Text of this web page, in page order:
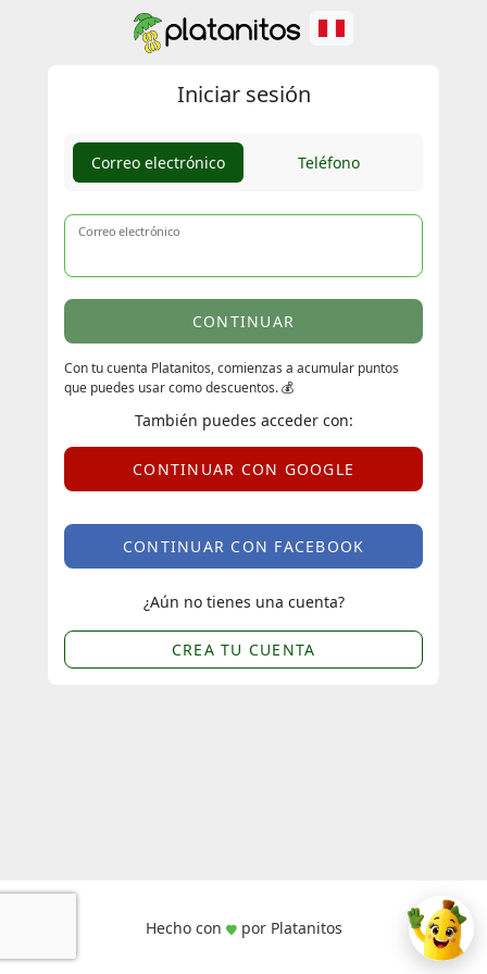
Iniciar sesión
Correo electrónico Teléfono
Correo electrónico
CONTINUAR
Con tu cuenta Platanitos, comienzas a acumular puntos
que puedes usar como descuentos. 💰
También puedes acceder con:
CONTINUAR CON GOOGLE
CONTINUAR CON FACEBOOK
¿Aún no tienes una cuenta?
CREA TU CUENTA
Hecho con por Platanitos